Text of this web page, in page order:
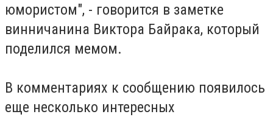
юмористом", - говорится в заметке
винничанина Виктора Байрака, который
поделился мемом.
В комментариях к сообщению появилось
еще несколько интересных